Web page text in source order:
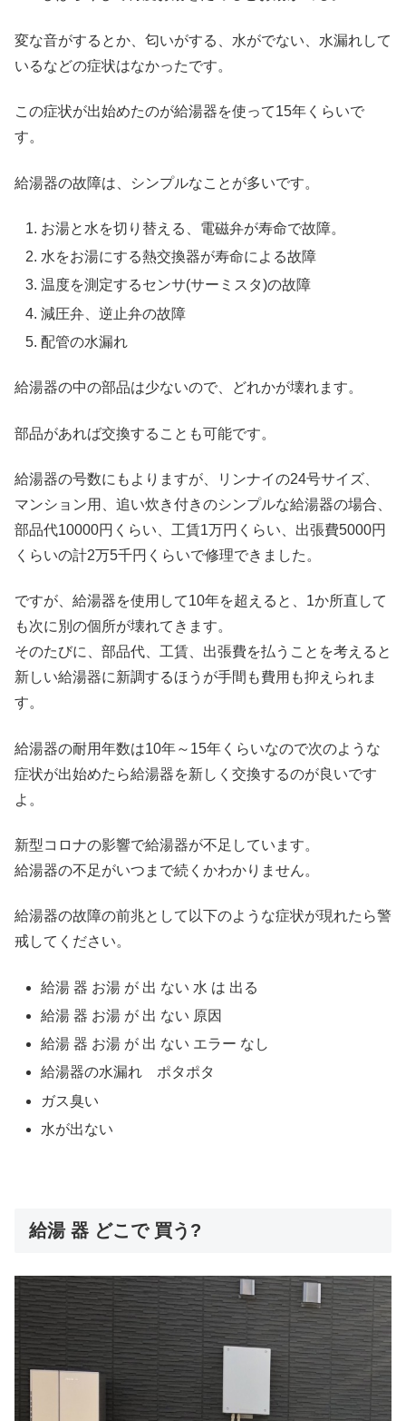
変な音がするとか、匂いがする、水がでない、水漏れして
いるなどの症状はなかったです。
この症状が出始めたのが給湯器を使って15年くらいで
す。
給湯器の故障は、シンプルなことが多いです。
お湯と水を切り替える、電磁弁が寿命で故障。
水をお湯にする熱交換器が寿命による故障
温度を測定するセンサ(サーミスタ)の故障
減圧弁、逆止弁の故障
配管の水漏れ
給湯器の中の部品は少ないので、どれかが壊れます。
部品があれば交換することも可能です。
給湯器の号数にもよりますが、リンナイの24号サイズ、
マンション用、追い炊き付きのシンプルな給湯器の場合、
部品代10000円くらい、工賃1万円くらい、出張費5000円
くらいの計2万5千円くらいで修理できました。
ですが、給湯器を使用して10年を超えると、1か所直して
も次に別の個所が壊れてきます。
そのたびに、部品代、工賃、出張費を払うことを考えると
新しい給湯器に新調するほうが手間も費用も抑えられま
す。
給湯器の耐用年数は10年～15年くらいなので次のような
症状が出始めたら給湯器を新しく交換するのが良いです
よ。
新型コロナの影響で給湯器が不足しています。
給湯器の不足がいつまで続くかわかりません。
給湯器の故障の前兆として以下のような症状が現れたら警
戒してください。
給湯 器 お湯 が 出 ない 水 は 出る
給湯 器 お湯 が 出 ない 原因
給湯 器 お湯 が 出 ない エラー なし
給湯器の水漏れ ポタポタ
ガス臭い
水が出ない
給湯 器 どこで 買う?